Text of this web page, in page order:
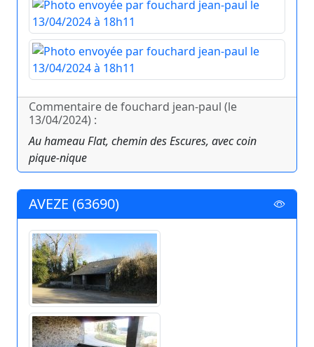
Commentaire de fouchard jean-paul (le
13/04/2024) :
Au hameau Flat, chemin des Escures, avec coin
pique-nique
AVEZE (63690)